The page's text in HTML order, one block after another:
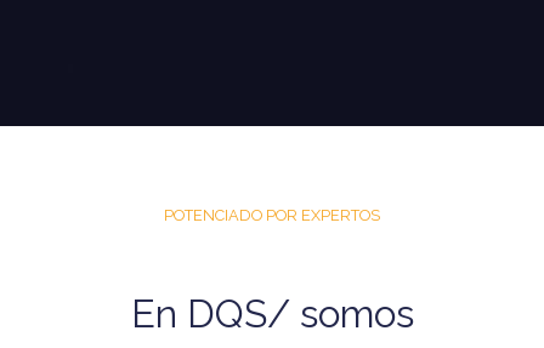
POTENCIADO POR EXPERTOS
En DQS/ somos